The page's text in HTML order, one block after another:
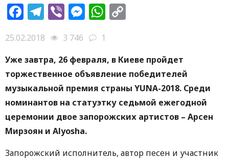
Facebook
Telegram
ViberMessenger
WhatsApp
25.02.2018 3 746
1
Уже завтра, 26 февраля, в Киеве пройдет
торжественное объявление победителей
музыкальной премия страны YUNA-2018. Среди
номинантов на статуэтку седьмой ежегодной
церемонии двое запорожских артистов – Арсен
Мирзоян и Alyosha.
Запорожский исполнитель, автор песен и участник